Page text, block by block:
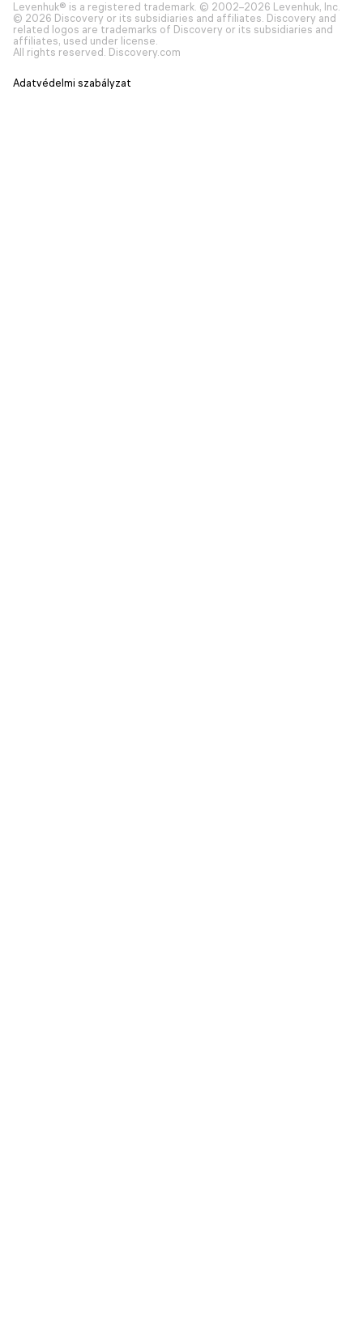
Levenhuk® is a registered trademark. © 2002–2026 Levenhuk, Inc.
© 2026 Discovery or its subsidiaries and affiliates. Discovery and
related logos are trademarks of Discovery or its subsidiaries and
affiliates, used under license.
All rights reserved. Discovery.com
Adatvédelmi szabályzat